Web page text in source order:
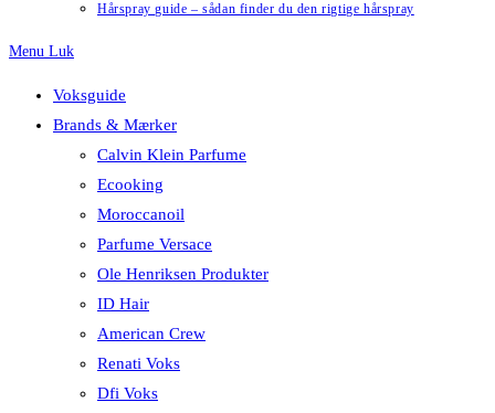
Hårspray guide – sådan finder du den rigtige hårspray
Menu Luk
Voksguide
Brands & Mærker
Calvin Klein Parfume
Ecooking
Moroccanoil
Parfume Versace
Ole Henriksen Produkter
ID Hair
American Crew
Renati Voks
Dfi Voks